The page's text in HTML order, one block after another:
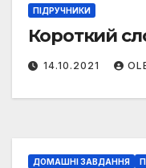
ПІДРУЧНИКИ
Короткий
14.10.2021
ДОМАШНІ ЗАВДАННЯ